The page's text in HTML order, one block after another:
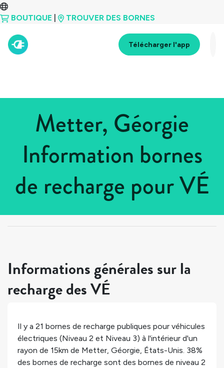
BOUTIQUE TROUVER DES BORNES
Télécharger l'app
Metter, Géorgie
Information bornes
de recharge pour VÉ
États-Unis > Géorgie
Informations générales sur la
recharge des VÉ
Il y a 21 bornes de recharge publiques pour véhicules
électriques (Niveau 2 et Niveau 3) à l'intérieur d'un
rayon de 15km de Metter, Géorgie, États-Unis. 38%
des bornes de recharge sont des bornes de niveau 2